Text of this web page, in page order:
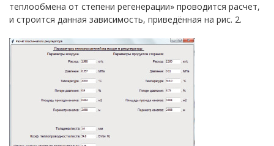
теплообмена от степени регенерации» проводится расчет,
и строится данная зависимость, приведённая на рис. 2.